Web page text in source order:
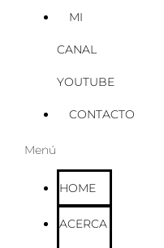
MI
CANAL
YOUTUBE
CONTACTO
Menú
HOME
ACERCA